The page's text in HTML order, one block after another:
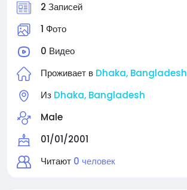
2 Записей
1 Фото
0 Видео
Проживает в Dhaka, Bangladesh
Из Dhaka, Bangladesh
Male
01/01/2001
Читают 0 человек